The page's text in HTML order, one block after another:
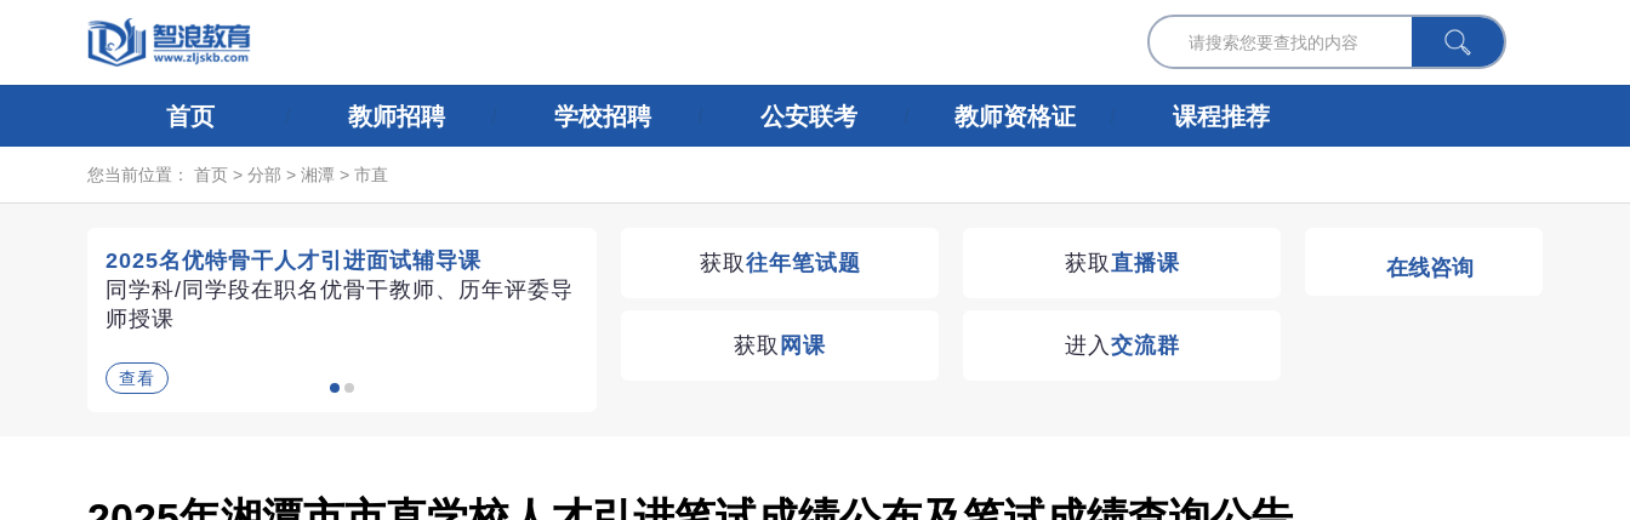
首页 教师招聘 学校招聘 公安联考 教师资格证 课程推荐
您当前位置： 首页 > 分部 > 湘潭 > 市直
2025名优特骨干人才引进面试辅导课
同学科/同学段在职名优骨干教师、历年评委导
师授课
查看
湖南教师招聘考试优学无忧VIP课程
获取往年笔试题 获取直播课
获取 网课 进入 交流群
在线咨询